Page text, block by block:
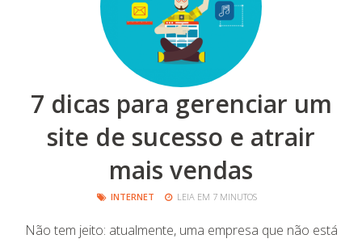
7 dicas para gerenciar um
site de sucesso e atrair
mais vendas
INTERNET LEIA EM 7 MINUTOS
Não tem jeito: atualmente, uma empresa que não está